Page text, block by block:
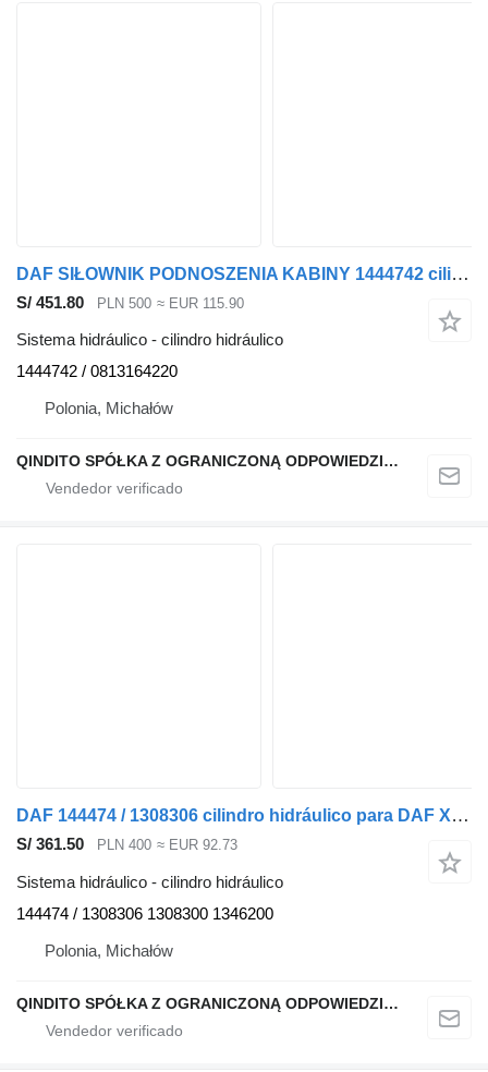
DAF SIŁOWNIK PODNOSZENIA KABINY 1444742 cilindro hidráulico para DAF XF CF cabeza tractora
S/ 451.80 PLN 500 ≈ EUR 115.90
Sistema hidráulico - cilindro hidráulico
1444742 / 0813164220
Polonia, Michałów
QINDITO SPÓŁKA Z OGRANICZONĄ ODPOWIEDZIALNOŚCIĄ
DAF 144474 / 1308306 cilindro hidráulico para DAF XF cabeza tractora
S/ 361.50 PLN 400 ≈ EUR 92.73
Sistema hidráulico - cilindro hidráulico
144474 / 1308306 1308300 1346200
Polonia, Michałów
QINDITO SPÓŁKA Z OGRANICZONĄ ODPOWIEDZIALNOŚCIĄ